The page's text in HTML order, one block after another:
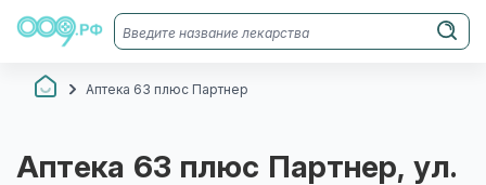
Аптека 63 плюс Партнер
Аптека 63 плюс Партнер, ул.